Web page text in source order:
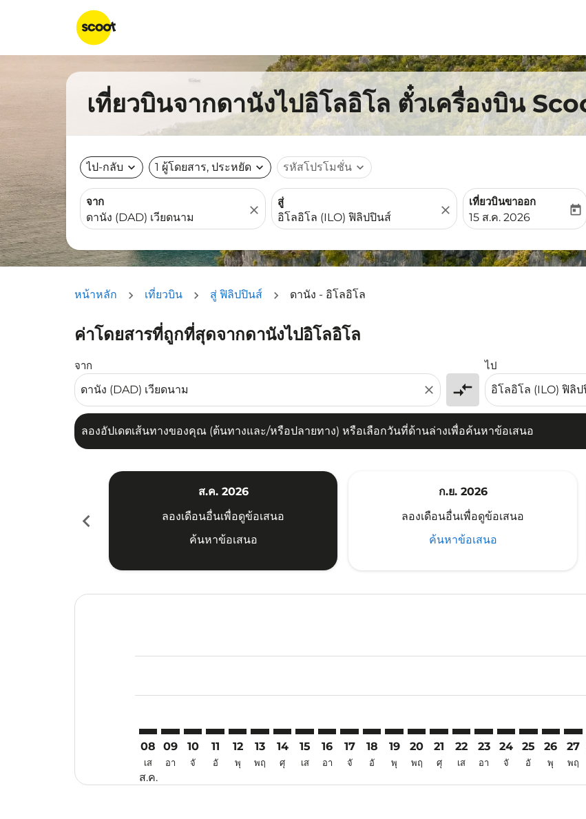
เที่ยวบินจากดานังไปอิโลอิโล ตั๋วเครื่องบิน
ไป-กลับ expand_more 1 ผู้โดยสาร, ประหยัด expand_more รหัสโปรโมชั่น expand_more
จาก
close
สู่
close
เที่ยวบินขาออก
fc-booking-
15 ส.ค. 2026
today
หน้าหลัก เที่ยวบิน สู่ ฟิลิปปินส์ ดานัง - อิโลอิโล
ค่าโดยสารที่ถูกที่สุดจากดานังไปอิโลอิโล
จาก
close compare_arrows
ไป
ลองอัปเดตเส้นทางของคุณ (ต้นทางและ/หรือปลายทาง) หรือเลือกวันที่ด้านล่างเพื่อค้นหาข้อเสนอ
ลองอัปเดตเส้นทางของคุณ (ต้นทางและ/หรือปลายทาง) หรือเลือกวันที่ด้านล่างเพื่อค้นหาข้อเสนอ
chevron_left
ส.ค. 2026
ลองเดือนอื่นเพื่อดูข้อเสนอ
ค้นหาข้อเสนอ
ก.ย. 2026
ลองเดือนอื่นเพื่อดูข้อเสนอ
ค้นหาข้อเสนอ
08
เส
ส.ค.
09
อา
10
จั
11
อั
12
พุ
13
พฤ
14
ศุ
15
เส
16
อา
17
จั
18
อั
19
พุ
20
พฤ
DAD–ILO: cmp-view-offers-
21
ศุ
DAD–ILO: cmp-view-
22
เส
DAD–ILO: cmp-
23
อา
DAD–ILO: cmp-
24
จั
DAD–ILO:
25
อั
26
พุ
27
พฤ